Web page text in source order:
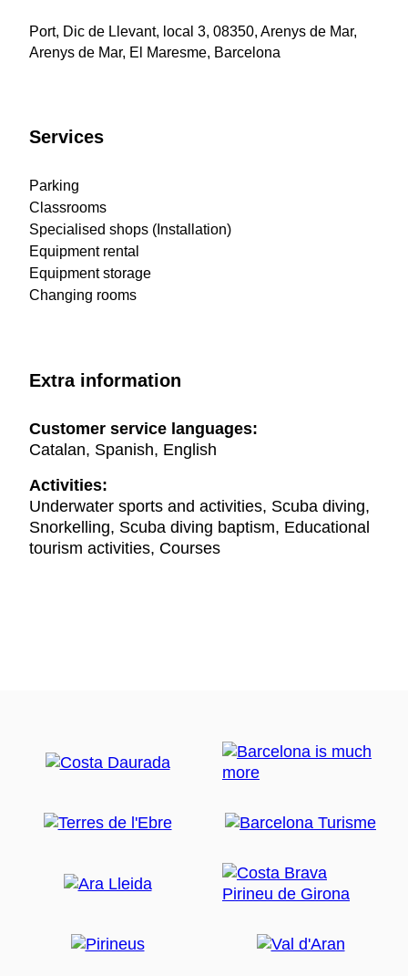
Port, Dic de Llevant, local 3, 08350, Arenys de Mar,
Arenys de Mar, El Maresme, Barcelona
Services
Parking
Classrooms
Specialised shops (Installation)
Equipment rental
Equipment storage
Changing rooms
Extra information
Customer service languages:
Catalan, Spanish, English
Activities:
Underwater sports and activities, Scuba diving,
Snorkelling, Scuba diving baptism, Educational
tourism activities, Courses